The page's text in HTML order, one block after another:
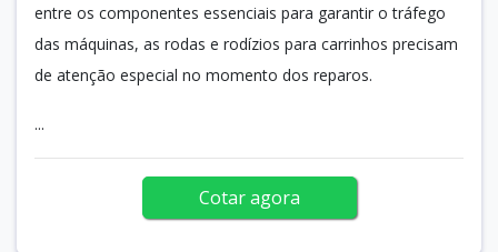
entre os componentes essenciais para garantir o tráfego
das máquinas, as rodas e rodízios para carrinhos precisam
de atenção especial no momento dos reparos.
...
Cotar agora